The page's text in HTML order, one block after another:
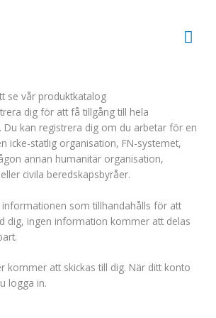
se vår produktkatalog
dig för att få tillgång till hela
Du kan registrera dig om du arbetar för en
icke-statlig organisation, FN-systemet,
annan humanitär organisation,
civila beredskapsbyråer.
informationen som tillhandahålls för att
dig, ingen information kommer att delas
kommer att skickas till dig. När ditt konto
logga in.